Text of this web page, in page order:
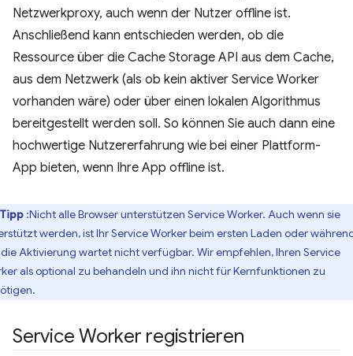
Netzwerkproxy, auch wenn der Nutzer offline ist.
Anschließend kann entschieden werden, ob die
Ressource über die Cache Storage API aus dem Cache,
aus dem Netzwerk (als ob kein aktiver Service Worker
vorhanden wäre) oder über einen lokalen Algorithmus
bereitgestellt werden soll. So können Sie auch dann eine
hochwertige Nutzererfahrung wie bei einer Plattform-
App bieten, wenn Ihre App offline ist.
Tipp :Nicht alle Browser unterstützen Service Worker. Auch wenn sie
werden, ist Ihr Service Worker beim ersten Laden oder
Aktivierung wartet nicht verfügbar. Wir empfehlen, Ihren Service
als optional zu behandeln und ihn nicht für Kernfunktionen zu
Service Worker registrieren